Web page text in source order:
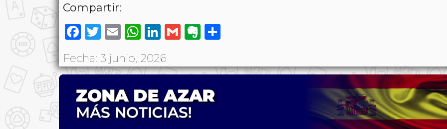
Compartir:
Facebook
Twitter
EmailWhatsApp
LinkedIn
GmailEvernote
Fecha: 3 junio, 2026